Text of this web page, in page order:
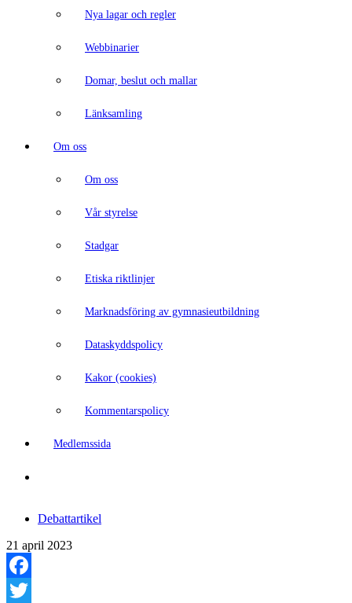
Nya lagar och regler
Webbinarier
Domar, beslut och mallar
Länksamling
Om oss
Om oss
Vår styrelse
Stadgar
Etiska riktlinjer
Marknadsföring av gymnasieutbildning
Dataskyddspolicy
Kakor (cookies)
Kommentarspolicy
Medlemssida
Debattartikel
21 april 2023
Facebook